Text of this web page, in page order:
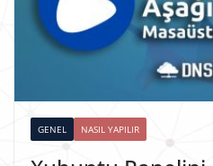
GENEL NASIL YAPILIR